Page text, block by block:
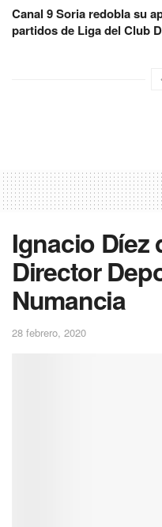
Canal 9 Soria redobla su
partidos de Liga del Club
Ignacio Díez
Director
Numancia
28 febrero, 2020